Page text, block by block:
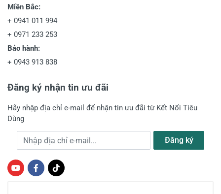
Miền Bắc:
+ 0941 011 994
+ 0971 233 253
Bảo hành:
+ 0943 913 838
Đăng ký nhận tin ưu đãi
Hãy nhập địa chỉ e-mail để nhận tin ưu đãi từ Kết Nối Tiêu
Dùng
Địa chỉ e-mail Đăng ký